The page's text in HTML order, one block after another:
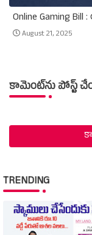
Online Gaming
August 21, 2025
కామెంట్‌ను పోస్ట్
TRENDING